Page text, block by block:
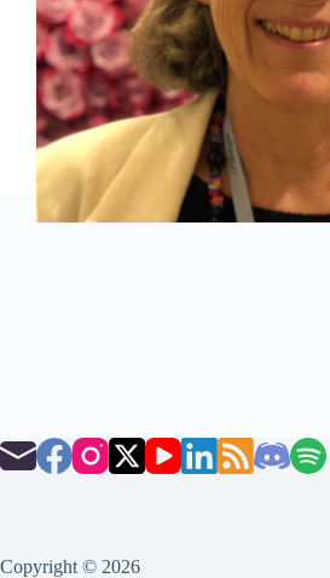
Copyright © 2026